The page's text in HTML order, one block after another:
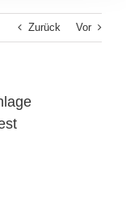
Zurück Vor